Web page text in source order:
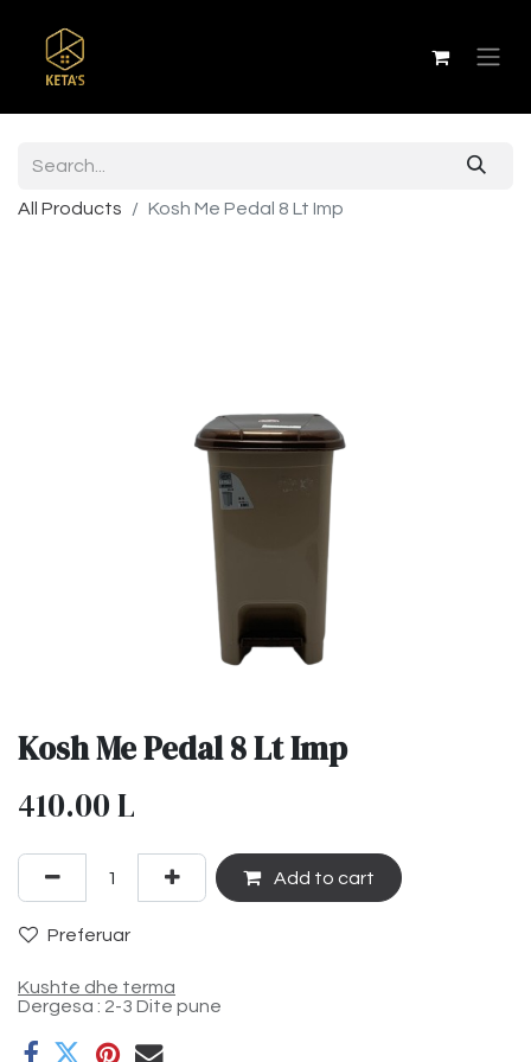
All Products Kosh Me Pedal 8 Lt Imp
Kosh Me Pedal 8 Lt Imp
410.00L
Add to cart
Preferuar
Kushte dhe terma
Dergesa : 2-3 Dite pune